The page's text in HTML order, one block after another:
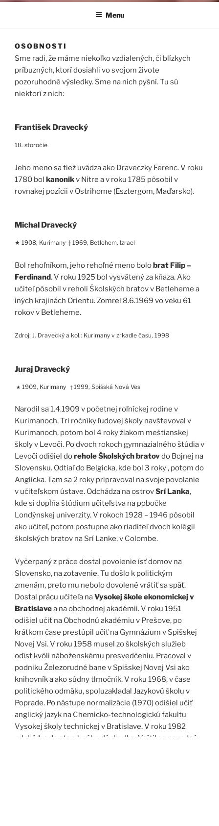
Menu
OSOBNOSTI
Sme radi, že máme niekoľko vzdialených, či blízkych
príbuzných, ktorí dosiahli vo svojom živote
pozoruhodné výsledky. Sme na nich pyšní. Tu sú
niektorí z nich:
František Dravecký
18. storočie
Jeho meno sa tiež uvádza ako Draveczky Ferenc. V roku
1780 bol kanonikv Nitre a v roku 1785 pôsobil v
rovnakej pozícii v Ostrihome (Esztergom, Maďarsko).
Michal Dravecký
★ 1908, Kurimany † 1969, Betlehem, Izrael
Bol rehoľníkom, jeho rehoľné meno bolobrat Filip –
Ferdinand. V roku 1925 bol vysvätený za kňaza. Ako
učiteľ pôsobil v reholi Školských bratov v Betleheme a
iných krajinách Orientu. Zomrel 8.6.1969 vo veku 61
rokov v Betleheme.
Zdroj: J. Dravecký a kol.: Kurimany v zrkadle času, 1998
Juraj Dravecký
★ 1909, Kurimany †1999, Spišská Nová Ves
Narodil sa 1.4.1909 v početnej roľníckej rodine v
Kurimanoch. Tri ročníky ľudovej školy navštevoval v
Kurimanoch, potom bol 4 roky žiakom meštianskej
školy v Levoči. Po dvoch rokoch gymnazialného štúdia v
Levoči odišiel dorehole Školských bratovdo Bojnej na
Slovensku. Odtiaľ do Belgicka, kde bol 3 roky , potom do
Anglicka. Tam sa 2 roky pripravoval na svoje povolanie
v učiteľskom ústave. Odchádza na ostrovSrí Lanka,
kde si dopĺňa štúdium učiteľstva na pobočke
Londýnskej univerzity. V rokoch 1928 – 1946 pôsobil
ako učiteľ, potom postupne ako riaditeľ dvoch kolégii
školských bratov na Srí Lanke, v Colombe.
Vyčerpaný z práce dostal povolenie ísť domov na
Slovensko, na zotavenie. Tu došlo k politickým
zmenám, preto mu nebolo dovolené vrátiť sa späť.
Dostal prácu učiteľa naVysokej škole ekonomickej v
Bratislavea na obchodnej akadémii. V roku 1951
odišiel učiť na Obchodnú akadémiu v Prešove, po
krátkom čase prestúpil učiť na Gymnázium v Spišskej
Novej Vsi. V roku 1958 musel zo školských služieb
odísť kvôli náboženskému presvedčeniu. Pracoval v
podniku Železorudné bane v Spišskej Novej Vsi ako
knihovník a ako súdny tlmočník. V roku 1968, v čase
politického odmäku, spoluzakladal Jazykovú školu v
Poprade. Po nástupe normalizácie (1970) odišiel učiť
anglický jazyk na Chemicko-technologickú fakultu
Vysokej školy technickej v Bratislave. V roku 1982
odchádza do starobného dôchodku. Vrátil sa na rodný